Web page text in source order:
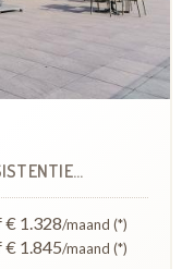
€ 1.328/maand (*)
€ 1.845/maand (*)